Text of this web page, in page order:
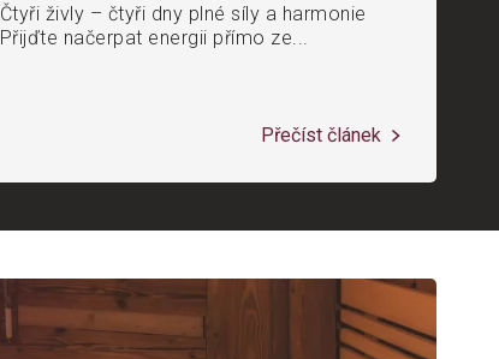
Čtyři živly – čtyři dny plné síly a harmonie
Přijďte načerpat energii přímo ze...
Přečíst článek